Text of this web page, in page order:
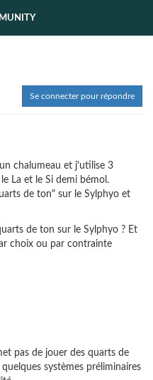
Se connecter pour répondre
chalumeau et j'utilise 3
La et le Si demi bémol.
de ton" sur le Sylphyo et
de ton sur le Sylphyo ? Et
choix ou par contrainte
pas de jouer des quarts de
systèmes préliminaires